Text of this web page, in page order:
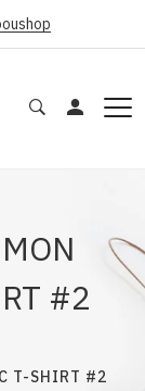
#2
T-SHIRT #2